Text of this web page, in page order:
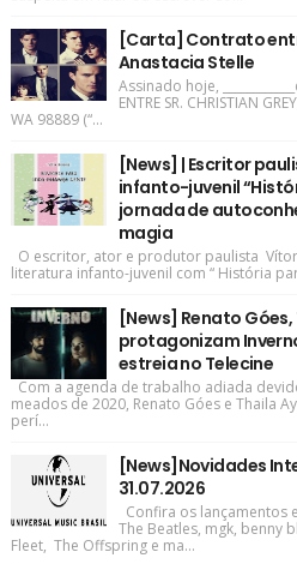
[Carta] Contrato
Anastacia Stelle
Assinado hoje,
ENTRE SR. CHRISTIAN
WA 98889 (“...
[News] | Escritor
infanto-juvenil
jornada de
magia
O escritor, ator e produtor paulista
literatura infanto-juvenil com “ História
[News] Renato
protagonizam
estreia no Telecine
Com a agenda de trabalho adiada
meados de 2020, Renato Góes e Thaila
perí...
[News]Novidades
31.07.2026
Confira os lançamentos
The Beatles, mgk, benny
Fleet, The Offspring e ma...